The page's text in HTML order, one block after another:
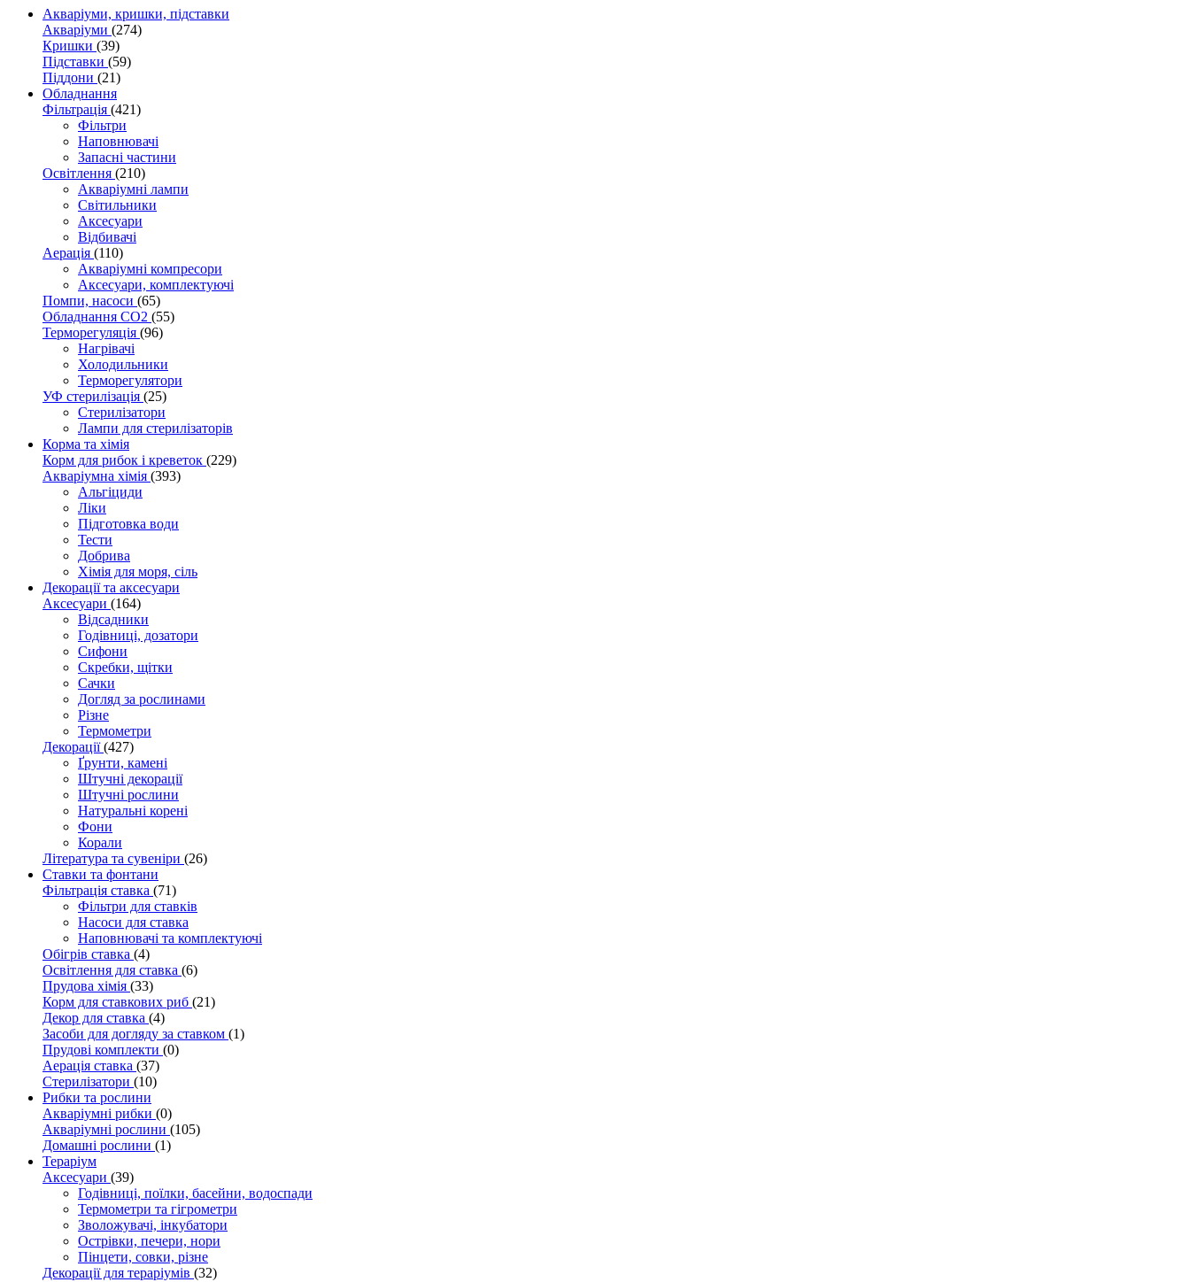
Акваріуми, кришки, підставки
Акваріуми (274)
Кришки (39)
Підставки (59)
Піддони (21)
Обладнання
Фільтрація (421)
Фільтри
Наповнювачі
Запасні частини
Освітлення (210)
Акваріумні лампи
Світильники
Аксесуари
Відбивачі
Аерація (110)
Акваріумні компресори
Аксесуари, комплектуючі
Помпи, насоси (65)
Обладнання CO2 (55)
Терморегуляція (96)
Нагрівачі
Холодильники
Терморегулятори
УФ стерилізація (25)
Стерилізатори
Лампи для стерилізаторів
Корма та хімія
Корм для рибок і креветок (229)
Акваріумна хімія (393)
Альгіциди
Ліки
Підготовка води
Тести
Добрива
Хімія для моря, сіль
Декорації та аксесуари
Аксесуари (164)
Відсадники
Годівниці, дозатори
Сифони
Скребки, щітки
Сачки
Догляд за рослинами
Різне
Термометри
Декорації(427)
Ґрунти, камені
Штучні декорації
Штучні рослини
Натуральні корені
Фони
Корали
Література та сувеніри (26)
Ставки та фонтани
Фільтрація ставка (71)
Фільтри для ставків
Насоси для ставка
Наповнювачі та комплектуючі
Обігрів ставка (4)
Освітлення для ставка (6)
Прудова хімія (33)
Корм для ставкових риб (21)
Декор для ставка (4)
Засоби для догляду за ставком (1)
Прудові комплекти (0)
Аерація ставка (37)
Стерилізатори (10)
Рибки та рослини
Акваріумні рибки (0)
Акваріумні рослини (105)
Домашні рослини (1)
Тераріум
Аксесуари (39)
Годівниці, поїлки, басейни, водоспади
Термометри та гігрометри
Зволожувачі, інкубатори
Острівки, печери, нори
Пінцети, совки, різне
Декорації для тераріумів (32)